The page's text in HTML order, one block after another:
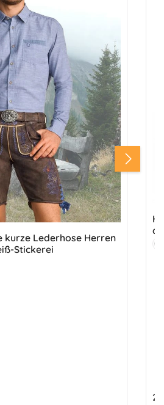
kurze Lederhose Herren
Stickerei